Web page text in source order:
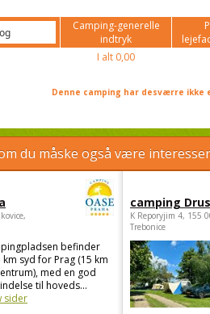
Camping-generelle
indtryk
I alt 0,00
Denne camping har desværre
du måske også være
befinder
km syd for Prag (15 km
med en god
til hoveds...
sider
camping
K Reporyjim 4, 155
Trebonice